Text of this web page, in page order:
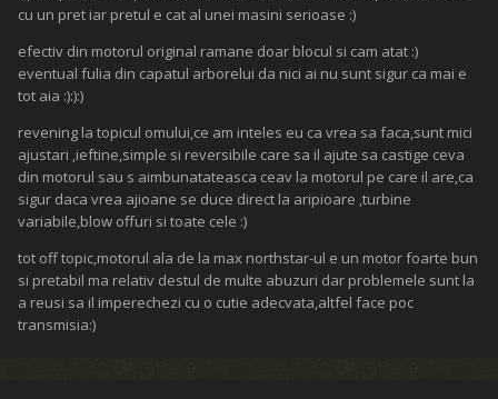
cu un pret iar pretul e cat al unei masini serioase :)
efectiv din motorul original ramane doar blocul si cam atat :)
eventual fulia din capatul arborelui da nici ai nu sunt sigur ca mai e
tot aia :):):)
revening la topicul omului,ce am inteles eu ca vrea sa faca,sunt mici
ajustari ,ieftine,simple si reversibile care sa il ajute sa castige ceva
din motorul sau s aimbunatateasca ceav la motorul pe care il are,ca
sigur daca vrea ajioane se duce direct la aripioare ,turbine
variabile,blow offuri si toate cele :)
tot off topic,motorul ala de la max northstar-ul e un motor foarte bun
si pretabil ma relativ destul de multe abuzuri dar problemele sunt la
a reusi sa il imperechezi cu o cutie adecvata,altfel face poc
transmisia:)